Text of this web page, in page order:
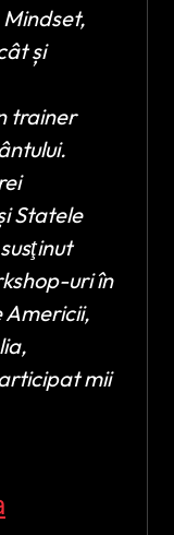
și
trainer
Statele
uri în
Americii,
mii